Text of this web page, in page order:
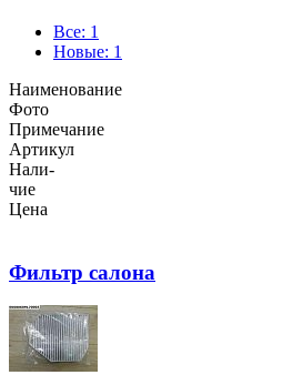
Все: 1
Новые: 1
Наименование
Фото
Примечание
Артикул
Нали-
чие
Цена
Фильтр салона